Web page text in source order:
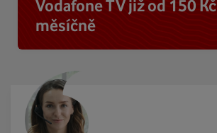
Vodafone TV již od 150 Kč
měsíčně